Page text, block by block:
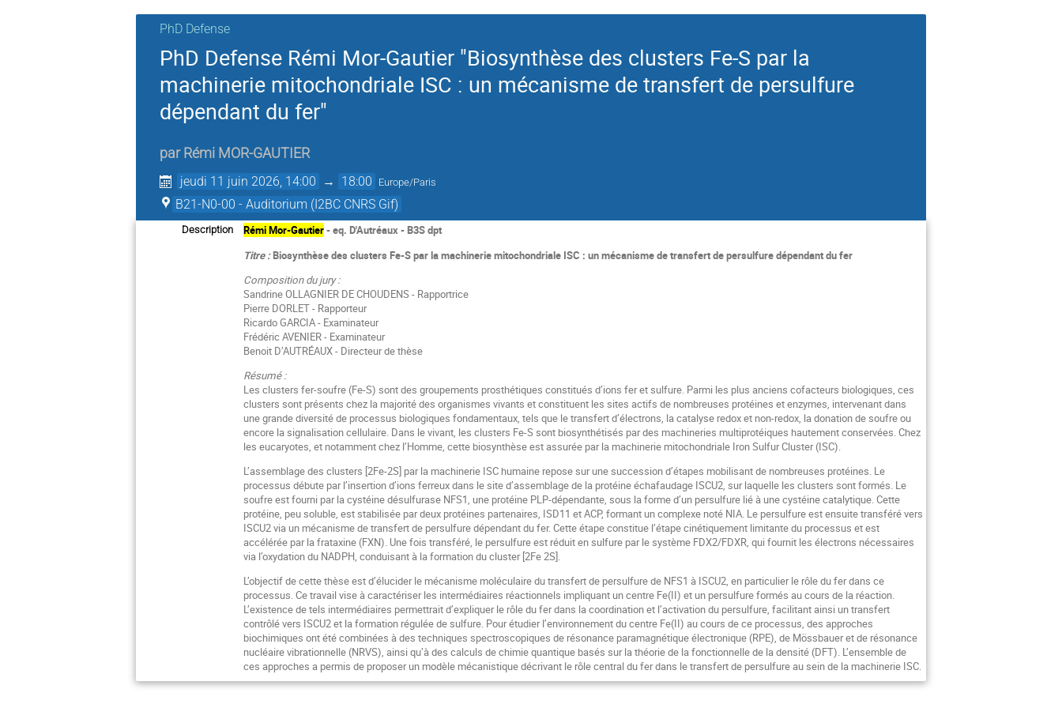
PhD Defense
PhD Defense Rémi Mor-Gautier "Biosynthèse des clusters Fe-S par la
machinerie mitochondriale ISC : un mécanisme de transfert de persulfure
dépendant du fer"
par Rémi MOR-GAUTIER
jeudi 11 juin 2026, 14:00 → 18:00 Europe/Paris
B21-N0-00 - Auditorium (I2BC CNRS Gif)
Description Rémi Mor-Gautier- eq. D'Autréaux - B3S dpt
Titre :Biosynthèse des clusters Fe-S par la machinerie mitochondriale ISC : un mécanisme de transfert de persulfure dépendant du fer
Composition du jury :
Sandrine OLLAGNIER DE CHOUDENS - Rapportrice
Pierre DORLET - Rapporteur
Ricardo GARCIA - Examinateur
Frédéric AVENIER - Examinateur
Benoit D’AUTRÉAUX - Directeur de thèse
Résumé :
Les clusters fer-soufre (Fe-S) sont des groupements prosthétiques constitués d’ions fer et sulfure. Parmi les plus anciens cofacteurs biologiques, ces
clusters sont présents chez la majorité des organismes vivants et constituent les sites actifs de nombreuses protéines et enzymes, intervenant dans
une grande diversité de processus biologiques fondamentaux, tels que le transfert d’électrons, la catalyse redox et non-redox, la donation de soufre ou
encore la signalisation cellulaire. Dans le vivant, les clusters Fe-S sont biosynthétisés par des machineries multiprotéiques hautement conservées. Chez
les eucaryotes, et notamment chez l’Homme, cette biosynthèse est assurée par la machinerie mitochondriale Iron Sulfur Cluster (ISC).
L’assemblage des clusters [2Fe-2S] par la machinerie ISC humaine repose sur une succession d’étapes mobilisant de nombreuses protéines. Le
processus débute par l’insertion d’ions ferreux dans le site d’assemblage de la protéine échafaudage ISCU2, sur laquelle les clusters sont formés. Le
soufre est fourni par la cystéine désulfurase NFS1, une protéine PLP-dépendante, sous la forme d’un persulfure lié à une cystéine catalytique. Cette
protéine, peu soluble, est stabilisée par deux protéines partenaires, ISD11 et ACP, formant un complexe noté NIA. Le persulfure est ensuite transféré vers
ISCU2 via un mécanisme de transfert de persulfure dépendant du fer. Cette étape constitue l’étape cinétiquement limitante du processus et est
accélérée par la frataxine (FXN). Une fois transféré, le persulfure est réduit en sulfure par le système FDX2/FDXR, qui fournit les électrons nécessaires
via l’oxydation du NADPH, conduisant à la formation du cluster [2Fe 2S].
L’objectif de cette thèse est d’élucider le mécanisme moléculaire du transfert de persulfure de NFS1 à ISCU2, en particulier le rôle du fer dans ce
processus. Ce travail vise à caractériser les intermédiaires réactionnels impliquant un centre Fe(II) et un persulfure formés au cours de la réaction.
L’existence de tels intermédiaires permettrait d’expliquer le rôle du fer dans la coordination et l’activation du persulfure, facilitant ainsi un transfert
contrôlé vers ISCU2 et la formation régulée de sulfure. Pour étudier l’environnement du centre Fe(II) au cours de ce processus, des approches
biochimiques ont été combinées à des techniques spectroscopiques de résonance paramagnétique électronique (RPE), de Mössbauer et de résonance
nucléaire vibrationnelle (NRVS), ainsi qu’à des calculs de chimie quantique basés sur la théorie de la fonctionnelle de la densité (DFT). L’ensemble de
ces approches a permis de proposer un modèle mécanistique décrivant le rôle central du fer dans le transfert de persulfure au sein de la machinerie ISC.